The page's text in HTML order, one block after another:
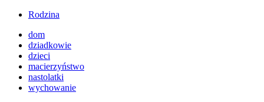
Rodzina
dom
dziadkowie
dzieci
macierzyństwo
nastolatki
wychowanie